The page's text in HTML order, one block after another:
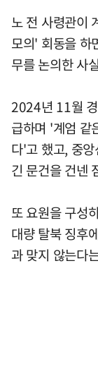
노 전 사령관이
모의' 회동을 하
무를 논의한 사
2024년 11월
급하며 '계엄 같
다'고 했고, 중
긴 문건을 건넨
또 요원을 구성
대량 탈북 징후
과 맞지 않는다